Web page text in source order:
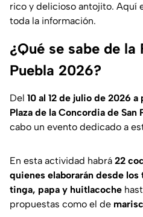
rico y delicioso antojito. Aquí
toda la información.
¿Qué se sabe de
Puebla 2026?
Del 10 al 12 de julio de 2026
Plaza de la Concordia de San
cabo un evento dedicado a
En esta actividad habrá 22
quienes elaborarán desde
tinga, papa y huitlacoche
propuestas como el de